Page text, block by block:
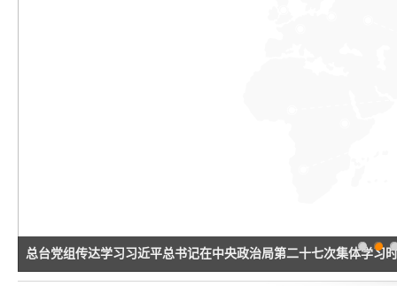
总台党组传达学习习近平总书记在中央政治局第二十七次集体学习
1 2 3 5 4